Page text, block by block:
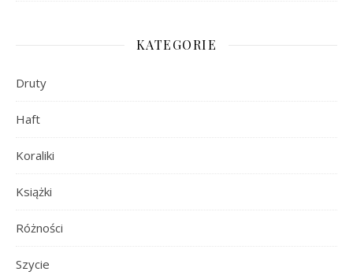
KATEGORIE
Druty
Haft
Koraliki
Książki
Różności
Szycie